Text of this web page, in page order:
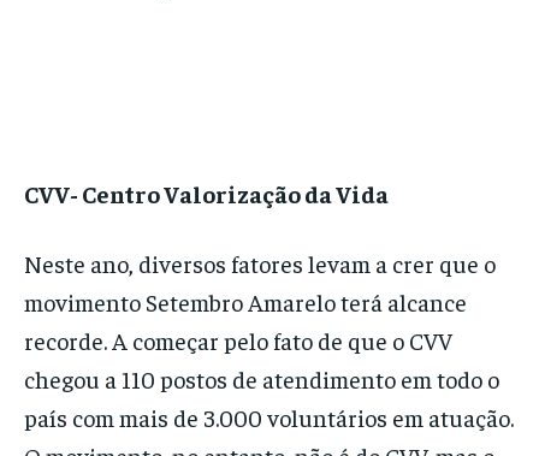
CVV- Centro Valorização da Vida
Neste ano, diversos fatores levam a crer que o
movimento Setembro Amarelo terá alcance
recorde. A começar pelo fato de que o CVV
chegou a 110 postos de atendimento em todo o
país com mais de 3.000 voluntários em atuação.